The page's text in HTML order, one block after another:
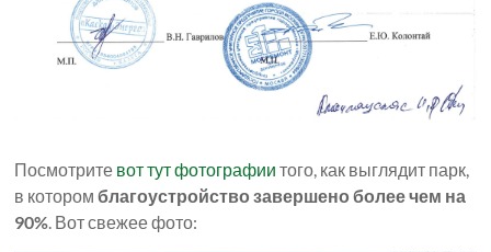
Посмотрите вот тут фотографии того, как выглядит парк,
в которомблагоустройство завершено более чем на
90% . Вот свежее фото: